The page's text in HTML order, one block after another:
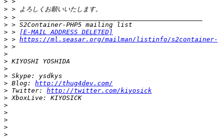
>
>
>
> >
[E-MAIL ADDRESS DELETED]
> > https://ml.seasar.org/mailman/listinfo/s2container-
>
>
>
>
>
> Blog: http://thug4dev.com/
> Twitter: http://twitter.com/kiyosick
>
>
>
>
>
>